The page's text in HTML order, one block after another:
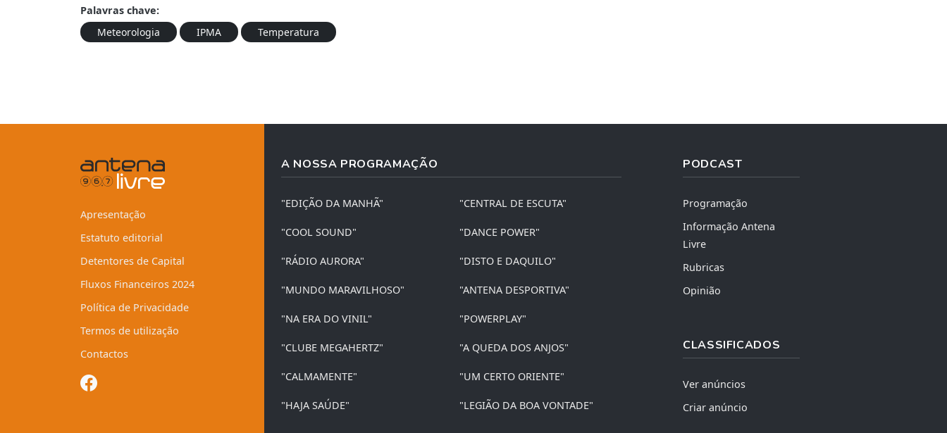
Palavras chave:
Meteorologia
IPMA Temperatura
Apresentação
Estatuto editorial
Detentores de Capital
Fluxos Financeiros 2024
Política de Privacidade
Termos de utilização
Contactos
A NOSSA PROGRAMAÇÃO
"EDIÇÃO DA MANHÃ" "CENTRAL DE ESCUTA"
"COOL SOUND" "DANCE POWER"
"RÁDIO AURORA" "DISTO E DAQUILO"
"MUNDO MARAVILHOSO" "ANTENA DESPORTIVA"
"NA ERA DO VINIL" "POWERPLAY"
"CLUBE MEGAHERTZ" "A QUEDA DOS ANJOS"
"CALMAMENTE" "UM CERTO ORIENTE"
"HAJA SAÚDE" "LEGIÃO DA BOA VONTADE"
PODCAST
Programação
Informação Antena
Livre
Rubricas
Opinião
CLASSIFICADOS
Ver anúncios
Criar anúncio